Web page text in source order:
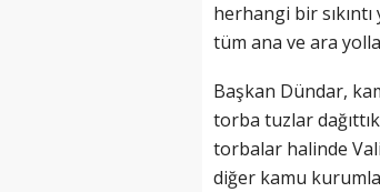
herhangi bir
tüm ana ve ara
Başkan Dündar,
torba tuzlar
torbalar halinde
diğer kamu